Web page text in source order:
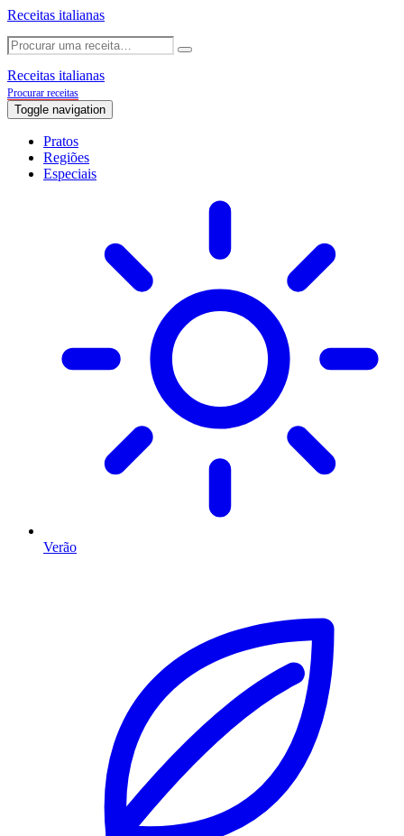
Receitas italianas
Receitas italianas
Procurar receitas
Toggle navigation
Pratos
Regiões
Especiais
Verão